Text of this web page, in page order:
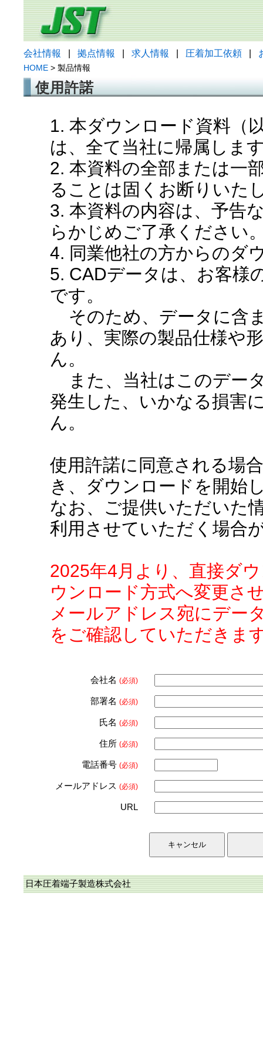
会社情報 拠点情報 求人情報 圧着加工依頼
HOME > 製品情報
使用許諾
1. 本ダウンロード資料（
は、全て当社に帰属しま
2. 本資料の全部または一
ることは固くお断りいた
3. 本資料の内容は、予告
らかじめご了承ください
4. 同業他社の方からのダ
5. CADデータは、お客様
です。
そのため、データに含
あり、実際の製品仕様や
ん。
また、当社はこのデー
発生した、いかなる損害
ん。
使用許諾に同意される場
き、ダウンロードを開始
なお、ご提供いただいた
利用させていただく場合
2025年4月より、直接ダ
ウンロード方式へ変更さ
メールアドレス宛にデー
をご確認していただきま
会社名 (必須)
部署名 (必須)
氏名 (必須)
住所 (必須)
電話番号 (必須)
メールアドレス (必須)
URL
日本圧着端子製造株式会社